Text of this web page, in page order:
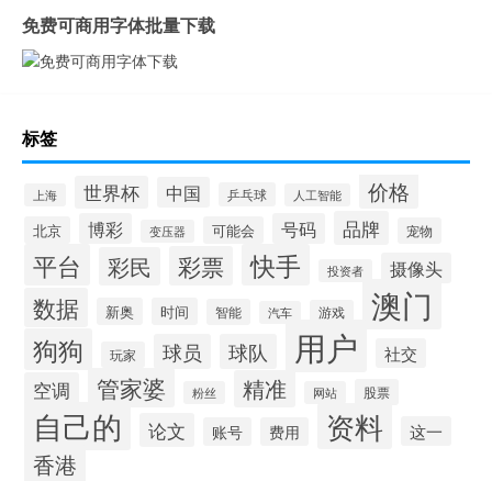
免费可商用字体批量下载
标签
上海 世界杯 中国 乒乓球 人工智能 价格
北京 博彩 变压器 可能会 号码 品牌 宠物
平台 彩民 彩票 快手 投资者 摄像头
数据 新奥 时间 智能 汽车 游戏 澳门
狗狗 玩家 球员 球队 用户 社交
空调 管家婆 粉丝 精准 网站 股票
自己的 论文 账号 费用 资料 这一
香港